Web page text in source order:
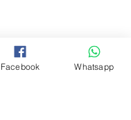
地址︰
Facebook Whatsapp